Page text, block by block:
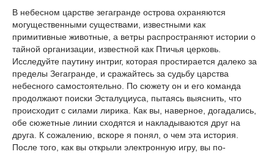
В небесном царстве зегагранде острова охраняются
могущественными существами, известными как
примитивные животные, а ветры распространяют истории о
тайной организации, известной как Птичья церковь.
Исследуйте паутину интриг, которая простирается далеко за
пределы Зегагранде, и сражайтесь за судьбу царства
небесного самостоятельно. По сюжету он и его команда
продолжают поиски Эсталуциуса, пытаясь выяснить, что
происходит с силами лирика. Как вы, наверное, догадались,
обе сюжетные линии сходятся и накладываются друг на
друга. К сожалению, вскоре я понял, о чем эта история.
После того, как вы открыли электронную игру, вы по-